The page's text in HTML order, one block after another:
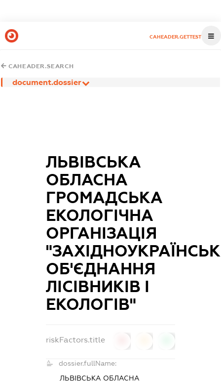
CAHEADER.GETTEST
CAHEADER.SEARCH
document.dossier
ЛЬВІВСЬКА
ОБЛАСНА
ГРОМАДСЬКА
ЕКОЛОГІЧНА
ОРГАНІЗАЦІЯ
ОБ'ЄДНАННЯ
ЛІСІВНИКІВ І
ЕКОЛОГІВ"
riskFactors.title
dossier.fullName:
ЛЬВІВСЬКА ОБЛАСНА